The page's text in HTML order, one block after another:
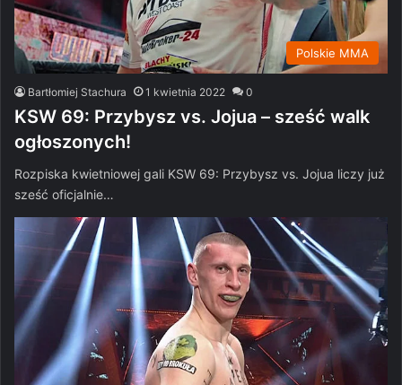
Polskie MMA
Bartłomiej Stachura 1 kwietnia 2022 0
KSW 69: Przybysz vs. Jojua – sześć walk
ogłoszonych!
Rozpiska kwietniowej gali KSW 69: Przybysz vs. Jojua liczy już
sześć oficjalnie…